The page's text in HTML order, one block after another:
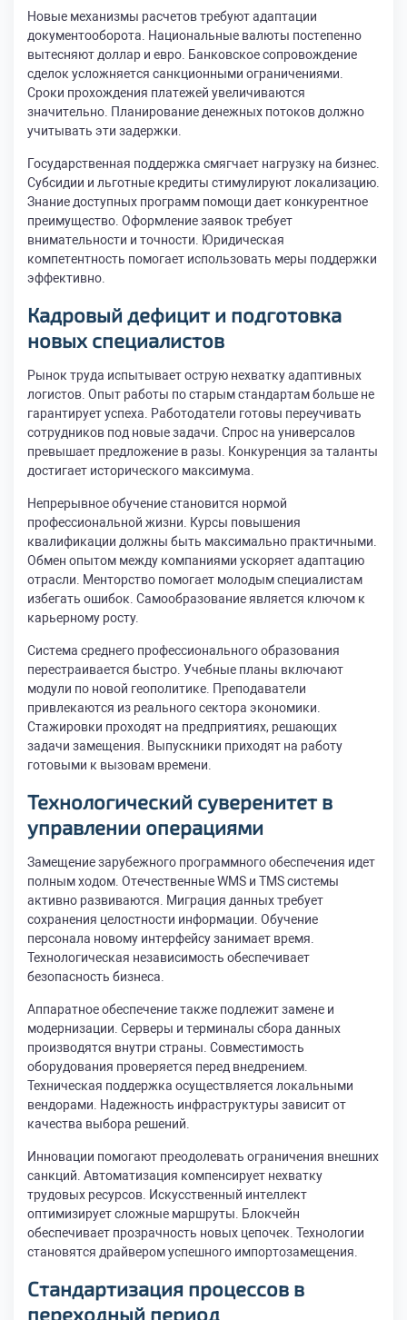
Новые механизмы расчетов требуют адаптации
документооборота. Национальные валюты постепенно
вытесняют доллар и евро. Банковское сопровождение
сделок усложняется санкционными ограничениями.
Сроки прохождения платежей увеличиваются
значительно. Планирование денежных потоков должно
учитывать эти задержки.
Государственная поддержка смягчает нагрузку на бизнес.
Субсидии и льготные кредиты стимулируют локализацию.
Знание доступных программ помощи дает конкурентное
преимущество. Оформление заявок требует
внимательности и точности. Юридическая
компетентность помогает использовать меры поддержки
эффективно.
Кадровый дефицит и подготовка
новых специалистов
Рынок труда испытывает острую нехватку адаптивных
логистов. Опыт работы по старым стандартам больше не
гарантирует успеха. Работодатели готовы переучивать
сотрудников под новые задачи. Спрос на универсалов
превышает предложение в разы. Конкуренция за таланты
достигает исторического максимума.
Непрерывное обучение становится нормой
профессиональной жизни. Курсы повышения
квалификации должны быть максимально практичными.
Обмен опытом между компаниями ускоряет адаптацию
отрасли. Менторство помогает молодым специалистам
избегать ошибок. Самообразование является ключом к
карьерному росту.
Система среднего профессионального образования
перестраивается быстро. Учебные планы включают
модули по новой геополитике. Преподаватели
привлекаются из реального сектора экономики.
Стажировки проходят на предприятиях, решающих
задачи замещения. Выпускники приходят на работу
готовыми к вызовам времени.
Технологический суверенитет в
управлении операциями
Замещение зарубежного программного обеспечения идет
полным ходом. Отечественные WMS и TMS системы
активно развиваются. Миграция данных требует
сохранения целостности информации. Обучение
персонала новому интерфейсу занимает время.
Технологическая независимость обеспечивает
безопасность бизнеса.
Аппаратное обеспечение также подлежит замене и
модернизации. Серверы и терминалы сбора данных
производятся внутри страны. Совместимость
оборудования проверяется перед внедрением.
Техническая поддержка осуществляется локальными
вендорами. Надежность инфраструктуры зависит от
качества выбора решений.
Инновации помогают преодолевать ограничения внешних
санкций. Автоматизация компенсирует нехватку
трудовых ресурсов. Искусственный интеллект
оптимизирует сложные маршруты. Блокчейн
обеспечивает прозрачность новых цепочек. Технологии
становятся драйвером успешного импортозамещения.
Стандартизация процессов в
переходный период